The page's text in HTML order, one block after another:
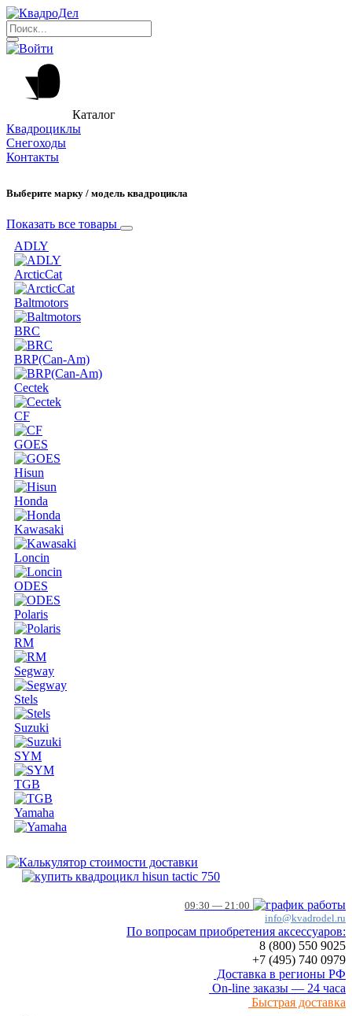
Каталог
Квадроциклы
Снегоходы
Контакты
Выберите марку / модель квадроцикла
Показать все товары
ADLY
ArcticCat
Baltmotors
BRC
BRP(Can-Am)
Cectek
CF
GOES
Hisun
Honda
Kawasaki
Loncin
ODES
Polaris
RM
Segway
Stels
Suzuki
SYM
TGB
Yamaha
09:30 — 21:00
info@kvadrodel.ru
По вопросам приобретения аксессуаров:
8 (800) 550 9025
+7 (495) 740 0979
Доставка в регионы РФ
On-line заказы — 24 часа
Быстрая доставка